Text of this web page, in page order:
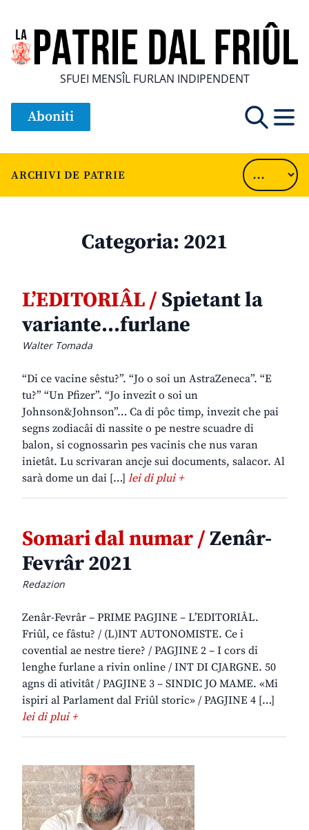
SFUEI MENSÎL FURLAN INDIPENDENT
Aboniti
ARCHIVI DE PATRIE
Categoria: 2021
L’EDITORIÂL /Spietant la
variante…furlane
Walter Tomada
“Di ce vacine sêstu?”. “Jo o soi un AstraZeneca”. “E
tu?” “Un Pfizer”. “Jo invezit o soi un
Johnson&Johnson”… Ca di pôc timp, invezit che pai
segns zodiacâi di nassite o pe nestre scuadre di
balon, si cognossarìn pes vacinis che nus varan
inietât. Lu scrivaran ancje sui documents, salacor. Al
sarà dome un dai […] lei di plui +
Somari dal numar /Zenâr-
Fevrâr 2021
Redazion
Zenâr-Fevrâr – PRIME PAGJINE – L’EDITORIÂL.
Friûl, ce fâstu? / (L)INT AUTONOMISTE. Ce i
covential ae nestre tiere? / PAGJINE 2 – I cors di
lenghe furlane a rivin online / INT DI CJARGNE. 50
agns di ativitât / PAGJINE 3 – SINDIC JO MAME. «Mi
ispiri al Parlament dal Friûl storic» / PAGJINE 4 […]
lei di plui +